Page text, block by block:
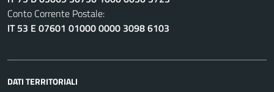
Conto Corrente Postale:
IT 53 E 07601 01000 0000 3098 6103
DATI TERRITORIALI